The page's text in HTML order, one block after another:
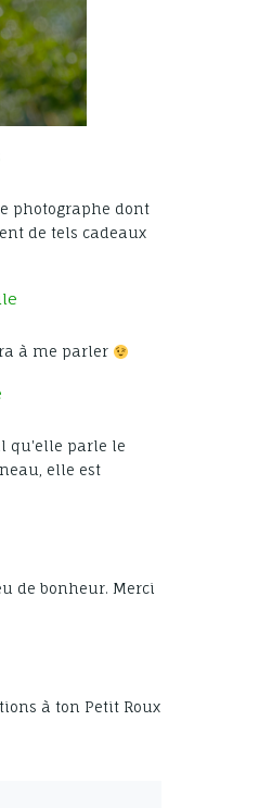
photographe dont
de tels cadeaux
à me parler
qu'elle parle le
elle est
de bonheur. Merci
à ton Petit Roux